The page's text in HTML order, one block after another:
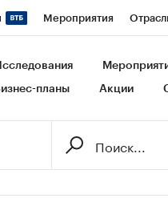
Мероприятия
Франшизы Газета
планы Акции